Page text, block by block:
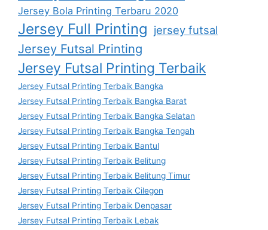
Jersey Bola Printing Terbaru 2020
Jersey Full Printing jersey futsal
Jersey Futsal Printing
Jersey Futsal Printing Terbaik
Jersey Futsal Printing Terbaik Bangka
Jersey Futsal Printing Terbaik Bangka Barat
Jersey Futsal Printing Terbaik Bangka Selatan
Jersey Futsal Printing Terbaik Bangka Tengah
Jersey Futsal Printing Terbaik Bantul
Jersey Futsal Printing Terbaik Belitung
Jersey Futsal Printing Terbaik Belitung Timur
Jersey Futsal Printing Terbaik Cilegon
Jersey Futsal Printing Terbaik Denpasar
Jersey Futsal Printing Terbaik Lebak